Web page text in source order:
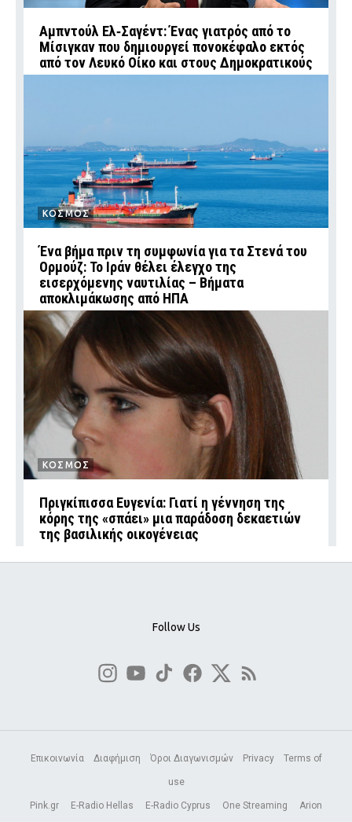
Αμπντούλ Ελ‑Σαγέντ: Ένας γιατρός από το
Μίσιγκαν που δημιουργεί πονοκέφαλο εκτός
από τον Λευκό Οίκο και στους Δημοκρατικούς
ΚΟΣΜΟΣ
Ένα βήμα πριν τη συμφωνία για τα Στενά του
Ορμούζ: Το Ιράν θέλει έλεγχο της
εισερχόμενης ναυτιλίας – Βήματα
αποκλιμάκωσης από ΗΠΑ
ΚΟΣΜΟΣ
Πριγκίπισσα Ευγενία: Γιατί η γέννηση της
κόρης της «σπάει» μια παράδοση δεκαετιών
της βασιλικής οικογένειας
Follow Us
Επικοινωνία Διαφήμιση Όροι Διαγωνισμών Privacy Terms of
use
Pink.gr E-Radio Hellas E-Radio Cyprus One Streaming Arion